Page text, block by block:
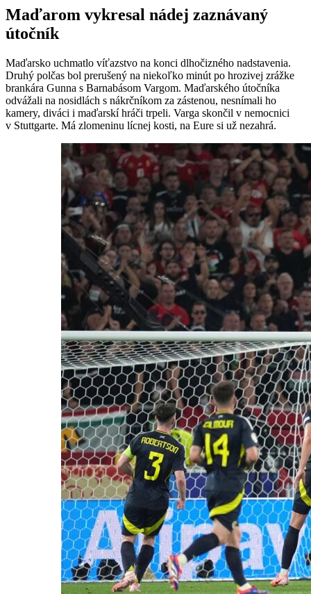
Maďarom vykresal nádej zaznávaný
útočník
Maďarsko uchmatlo víťazstvo na konci dlhočizného nadstavenia.
Druhý polčas bol prerušený na niekoľko minút po hrozivej zrážke
brankára Gunna s Barnabásom Vargom. Maďarského útočníka
odvážali na nosidlách s nákrčníkom za zástenou, nesnímali ho
kamery, diváci i maďarskí hráči trpeli. Varga skončil v nemocnici
v Stuttgarte. Má zlomeninu lícnej kosti, na Eure si už nezahrá.